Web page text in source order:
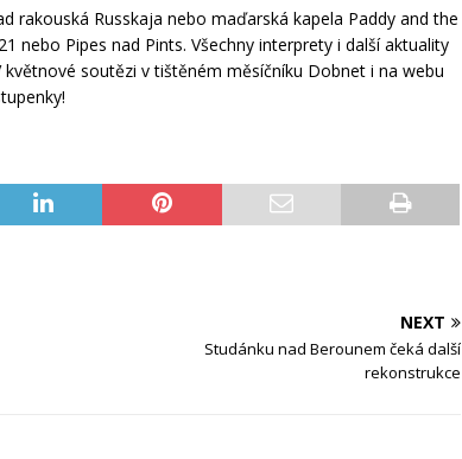
rakouská Russkaja nebo maďarská kapela Paddy and the
nebo Pipes nad Pints. Všechny interprety i další aktuality
květnové soutězi v tištěném měsíčníku Dobnet i na webu
NEXT
Studánku nad Berounem čeká další
rekonstrukce